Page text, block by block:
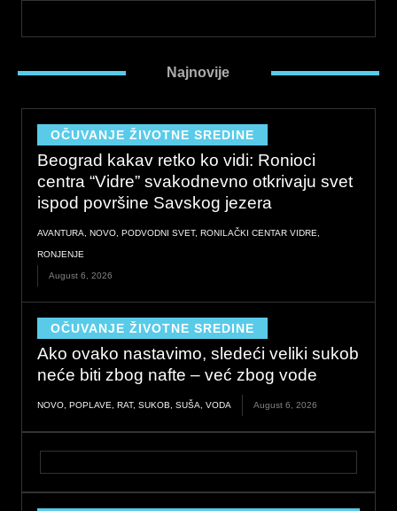
Najnovije
OČUVANJE ŽIVOTNE SREDINE
Beograd kakav retko ko vidi: Ronioci
centra “Vidre” svakodnevno otkrivaju svet
ispod površine Savskog jezera
AVANTURA NOVO PODVODNI SVET, RONILAČKI CENTAR VIDRE
RONJENJE
August 6, 2026
OČUVANJE ŽIVOTNE SREDINE
Ako ovako nastavimo, sledeći veliki sukob
neće biti zbog nafte – već zbog vode
NOVO POPLAVE RAT, SUKOB SUŠA VODA August 6, 2026